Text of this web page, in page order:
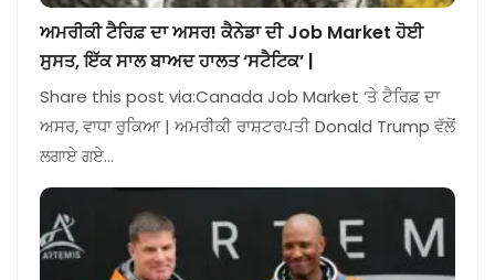
ਅਮਰੀਕੀ ਟੈਰਿਫ਼ ਦਾ ਅਸਰ! ਕੈਨੇਡਾ ਦੀ Job Market ਹੋਈ
ਸੁਸਤ, ਇੱਕ ਸਾਲ ਬਾਅਦ ਹਾਲਤ ‘ਸਟੈਟਿਕ’ |
Share this post via:Canada Job Market ‘ਤੇ ਟੈਰਿਫ਼ ਦਾ
ਅਸਰ, ਵਾਧਾ ਰੁਕਿਆ | ਅਮਰੀਕੀ ਰਾਸ਼ਟਰਪਤੀ Donald Trump ਵੱਲੋਂ
ਲਗਾਏ ਗਏ…